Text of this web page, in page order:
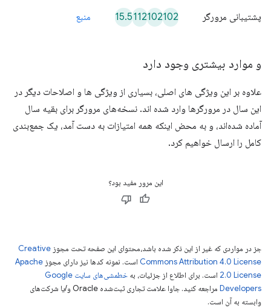
پشتیبانی مرورگر 102
102
112
15.5 منبع
و موارد بیشتری وجود دارد
علاوه بر این ویژگی های اصلی، بسیاری از ویژگی ها و اصلاحات دیگر در
این سال در مرورگرها وارد شده اند. نسخه‌های مرورگر برای بقیه سال
آماده شده‌اند، و به محض اینکه همه امتیازات به دست آمد، یک جمع‌بندی
کامل را ارسال خواهیم کرد.
این مرور مفید بود؟
جز در مواردی که غیر از این ذکر شده باشد،‌محتوای این صفحه تحت مجوز Creative
Commons Attribution 4.0 License است. نمونه کدها نیز دارای مجوز Apache
2.0 License است. برای اطلاع از جزئیات، به
خطمشی‌های سایت Google
Developers‏
مراجعه کنید. جاوا علامت تجاری ثبت‌شده Oracle و/یا شرکت‌های
وابسته به آن است.